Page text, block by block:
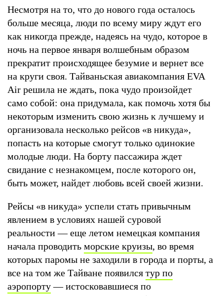
Несмотря на то, что до нового года осталось
больше месяца, люди по всему миру ждут его
как никогда прежде, надеясь на чудо, которое в
ночь на первое января волшебным образом
прекратит происходящее безумие и вернет все
на круги своя. Тайваньская авиакомпания EVA
Air решила не ждать, пока чудо произойдет
само собой: она придумала, как помочь хотя бы
некоторым изменить свою жизнь к лучшему и
организовала несколько рейсов «в никуда»,
попасть на которые смогут только одинокие
молодые люди. На борту пассажира ждет
свидание с незнакомцем, после которого он,
быть может, найдет любовь всей своей жизни.
Рейсы «в никуда» успели стать привычным
явлением в условиях нашей суровой
реальности — еще летом немецкая компания
начала проводить морские круизы, во время
которых паромы не заходили в города и порты, а
все на том же Тайване появился тур по
аэропорту— истосковавшиеся по